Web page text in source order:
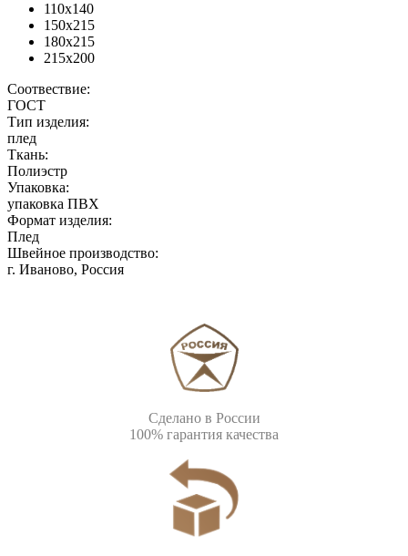
110х140
150х215
180х215
215х200
Соотвествие:
ГОСТ
Тип изделия:
плед
Ткань:
Полиэстр
Упаковка:
упаковка ПВХ
Формат изделия:
Плед
Швейное производство:
г. Иваново, Россия
Сделано в России
100% гарантия качества